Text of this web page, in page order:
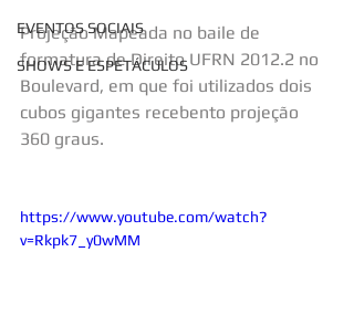
EVENTOS SOCIAIS
SHOWS E ESPETÁCULOS
Projeção Mapeada no baile de
formatura de Direito UFRN 2012.2 no
Boulevard, em que foi utilizados dois
cubos gigantes recebento projeção
360 graus.
https://www.youtube.com/watch?
v=Rkpk7_y0wMM